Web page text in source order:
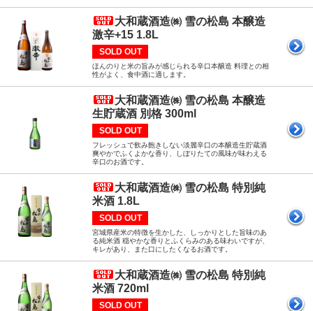
大和蔵酒造㈱ 雪の松島 本醸造
激辛+15 1.8L
SOLD OUT
ほんのりと米の旨みが感じられる辛口本醸造 料理との相
性がよく、食中酒に適します。
大和蔵酒造㈱ 雪の松島 本醸造
生貯蔵酒 別格 300ml
SOLD OUT
フレッシュで飲み飽きしない淡麗辛口の本醸造生貯蔵酒
爽やかでふくよかな香り、しぼりたての風味が味わえる
辛口のお酒です。
大和蔵酒造㈱ 雪の松島 特別純
米酒 1.8L
SOLD OUT
宮城県産米の特徴を生かした、しっかりとした旨味のあ
る純米酒 穏やかな香りとふくらみのある味わいですが、
キレがあり、また口にしたくなるお酒です。
大和蔵酒造㈱ 雪の松島 特別純
米酒 720ml
SOLD OUT